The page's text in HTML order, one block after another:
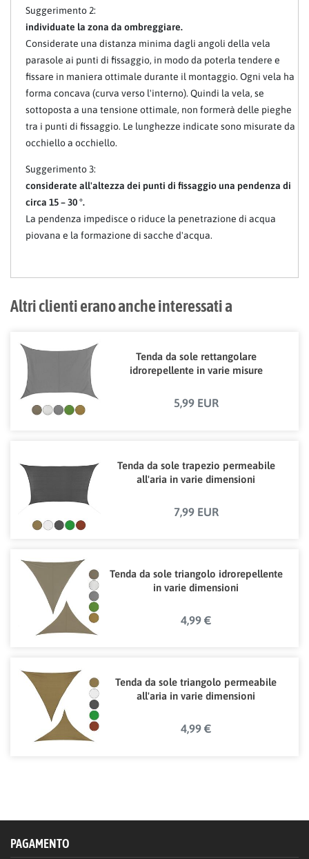
Suggerimento 2:
individuate la zona da ombreggiare.
Considerate una distanza minima dagli angoli della vela
parasole ai punti di fissaggio, in modo da poterla tendere e
fissare in maniera ottimale durante il montaggio. Ogni vela ha
forma concava (curva verso l'interno). Quindi la vela, se
sottoposta a una tensione ottimale, non formerà delle pieghe
tra i punti di fissaggio. Le lunghezze indicate sono misurate da
occhiello a occhiello.
Suggerimento 3:
considerate all'altezza dei punti di fissaggio una pendenza di
circa 15 – 30 °.
La pendenza impedisce o riduce la penetrazione di acqua
piovana e la formazione di sacche d'acqua.
Altri clienti erano anche interessati a
Tenda da sole rettangolare
idrorepellente in varie misure
5,99 EUR
Tenda da sole trapezio permeabile
all'aria in varie dimensioni
7,99 EUR
Tenda da sole triangolo idrorepellente
in varie dimensioni
4,99 €
Tenda da sole triangolo permeabile
all'aria in varie dimensioni
4,99 €
PAGAMENTO